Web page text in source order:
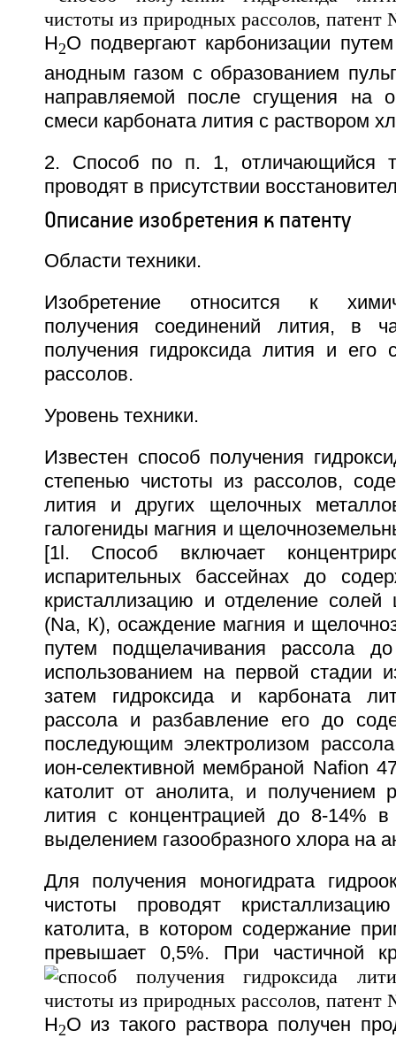
H2O подвергают карбонизации
анодным газом с образованием
направляемой после сгущения на
смеси карбоната лития с раствором
2. Способ по п. 1, отличающийся
проводят в присутствии
Описание изобретения к патенту
Области техники.
Изобретение относится к
получения соединений лития, в
получения гидроксида лития и его
рассолов.
Уровень техники.
Известен способ получения
степенью чистоты из рассолов,
лития и других щелочных
галогениды магния и
[1l. Способ включает
испарительных бассейнах до
кристаллизацию и отделение
(Na, К), осаждение магния и
путем подщелачивания рассола
использованием на первой стадии
затем гидроксида и карбоната
рассола и разбавление его до
последующим электролизом
ион-селективной мембраной Nafion
католит от анолита, и получением
лития с концентрацией до 8-14%
выделением газообразного хлора на
Для получения моногидрата
чистоты проводят
католита, в котором содержание
превышает 0,5%. При частичной
H2O из такого раствора получен